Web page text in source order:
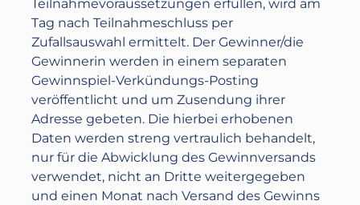
Teilnahmevoraussetzungen erfüllen, wird am
Tag nach Teilnahmeschluss per
Zufallsauswahl ermittelt. Der Gewinner/die
Gewinnerin werden in einem separaten
Gewinnspiel-Verkündungs-Posting
veröffentlicht und um Zusendung ihrer
Adresse gebeten. Die hierbei erhobenen
Daten werden streng vertraulich behandelt,
nur für die Abwicklung des Gewinnversands
verwendet, nicht an Dritte weitergegeben
und einen Monat nach Versand des Gewinns